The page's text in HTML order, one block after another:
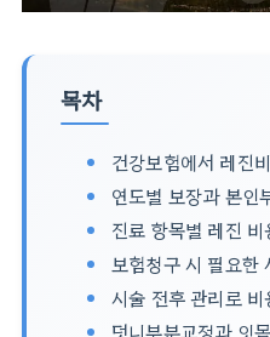
목차
건강보험에서 레진
연도별 보장과 본인
진료 항목별 레진 비
보험청구 시 필요한
시술 전후 관리로 비
덧니부분교정과 잇